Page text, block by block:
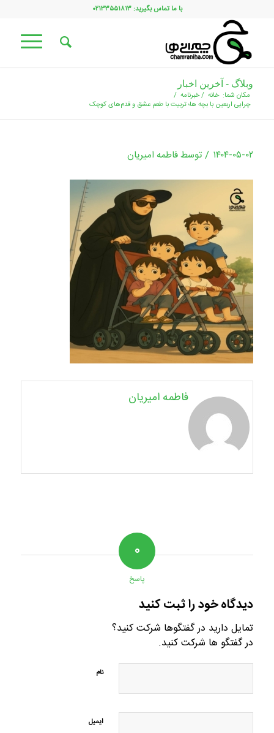
با ما تماس بگیرید: ۰۲۱۳۳۵۵۱۸۱۳
وبلاگ - آخرین اخبار
مکان شما: خانه /خبرنامه /
چرایی اربعین با بچه‌ ها؛ تربیت با طعم عشق و قدم‌های کوچک
۱۴۰۴-۰۵-۰۲ / توسطفاطمه امیریان
فاطمه امیریان
۰
پاسخ
دیدگاه خود را ثبت کنید
تمایل دارید در گفتگوها شرکت کنید؟
در گفتگو ها شرکت کنید.
نام
ایمیل